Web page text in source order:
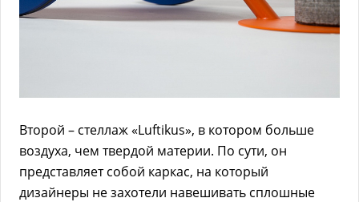
Второй – стеллаж «Luftikus», в котором больше
воздуха, чем твердой материи. По сути, он
представляет собой каркас, на который
дизайнеры не захотели навешивать сплошные